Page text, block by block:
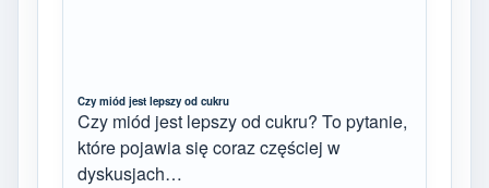
Czy miód jest lepszy od cukru
Czy miód jest lepszy od cukru? To pytanie,
które pojawia się coraz częściej w
dyskusjach…